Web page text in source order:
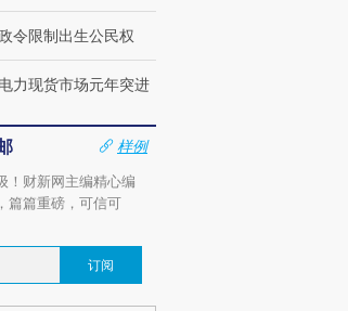
令限制出生公民权
力现货市场元年突进
样例
！财新网主编精心编
篇篇重磅，可信可
订阅